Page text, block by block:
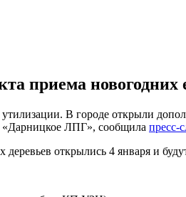
приема новогодних
В городе открыли
ЛПГ», сообщила пресс-
открылись 4 января и